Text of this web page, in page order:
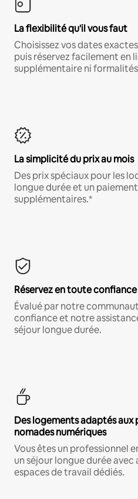
La flexibilité qu'il vous faut
Choisissez vos dates
puis réservez facilement en
supplémentaire ni
La simplicité du prix au mois
Des prix spéciaux pour les
longue durée et un
supplémentaires.*
Réservez en toute confiance
Évalué par notre
confiance et notre
séjour longue durée.
Des logements adaptés aux
nomades numériques
Vous êtes un professionnel
un séjour longue durée
espaces de travail dédiés.